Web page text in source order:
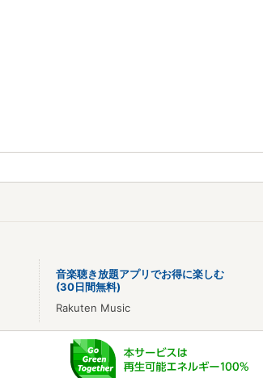
音楽聴き放題アプリでお得に楽しむ
(30日間無料)
Rakuten Music